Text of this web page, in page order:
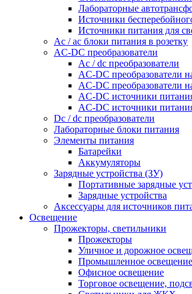
Лабораторные
Источники
Источники питания для
Ac / ac блоки питания в розетку
AC-DC преобразователи
Ac / dc преобразователи
AC-DC преобразователи
AC-DC преобразователи
AC-DC источники
AC-DC источники
Dc / dc преобразователи
Лабораторные блоки питания
Элементы питания
Батарейки
Аккумуляторы
Зарядные устройства (ЗУ)
Портативные зарядные
Зарядные устройства
Аксессуары для источников
Освещение
Прожекторы, светильники
Прожекторы
Уличное и дорожное
Промышленное освещение
Офисное освещение
Торговое освещение,